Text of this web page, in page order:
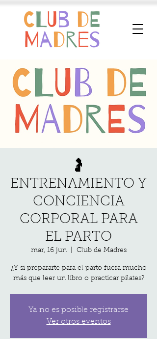
🤰
ENTRENAMIENTO Y
CONCIENCIA
CORPORAL PARA
EL PARTO
mar, 16 jun
  |
Club de Madres
¿Y si prepararte para el parto fuera mucho
más que leer un libro o practicar pilates?
Ya no es posible registrarse
Ver otros eventos